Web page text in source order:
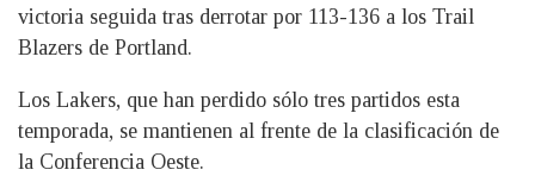
victoria seguida tras derrotar por 113-136 a los Trail
Blazers de Portland.
Los Lakers, que han perdido sólo tres partidos esta
temporada, se mantienen al frente de la clasificación de
la Conferencia Oeste.